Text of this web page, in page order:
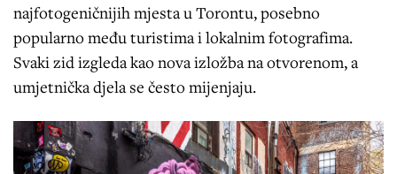
najfotogeničnijih mjesta u Torontu, posebno
popularno među turistima i lokalnim fotografima.
Svaki zid izgleda kao nova izložba na otvorenom, a
umjetnička djela se često mijenjaju.